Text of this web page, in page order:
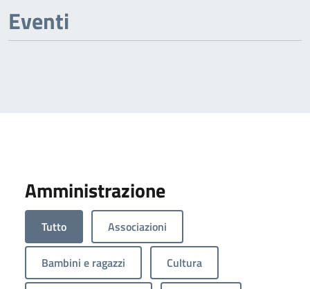
Eventi
Amministrazione
Tutto Associazioni
Bambini e ragazzi Cultura